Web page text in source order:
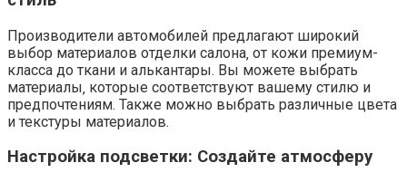
Производители автомобилей предлагают широкий
выбор материалов отделки салона‚ от кожи премиум-
класса до ткани и алькантары. Вы можете выбрать
материалы‚ которые соответствуют вашему стилю и
предпочтениям. Также можно выбрать различные цвета
и текстуры материалов.
Настройка подсветки: Создайте атмосферу